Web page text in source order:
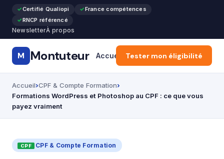
Certifié Qualiopi
France compétences
RNCP référencé
NewsletterÀ propos
M Montuteur Accueil CPF & Compte Formation
Tester mon éligibilité
Accueil CPF & Compte Formation
Formations WordPress et Photoshop au CPF : ce que vous
payez vraiment
CPF & Compte Formation